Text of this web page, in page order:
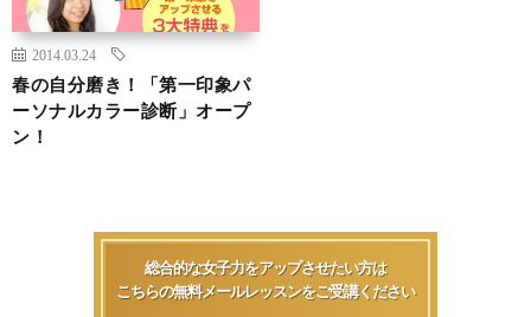
2014.03.24
春の自分磨き！「第一印象パ
ーソナルカラー診断」オープ
ン！
総合的な女子力をアップさせたい方は
こちらの無料メールレッスンをご受講ください